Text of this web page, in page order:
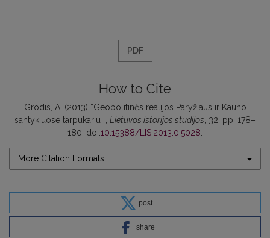
PDF
How to Cite
Grodis, A. (2013) “Geopolitinės realijos Paryžiaus ir Kauno
santykiuose tarpukariu ”, Lietuvos istorijos studijos , 32, pp. 178–
180. doi:10.15388/LIS.2013.0.5028
More Citation Formats
post
share